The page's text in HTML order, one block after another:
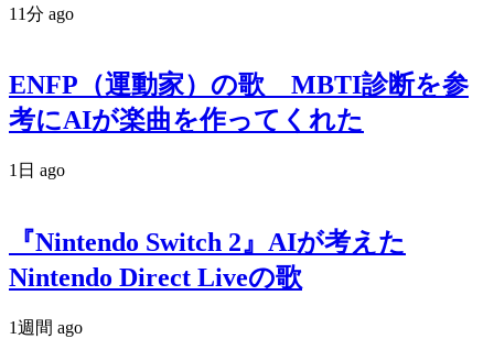
11分 ago
ENFP（運動家）の歌 MBTI診断を参
考にAIが楽曲を作ってくれた
1日 ago
『Nintendo Switch 2』AIが考えた
Nintendo Direct Liveの歌
1週間 ago